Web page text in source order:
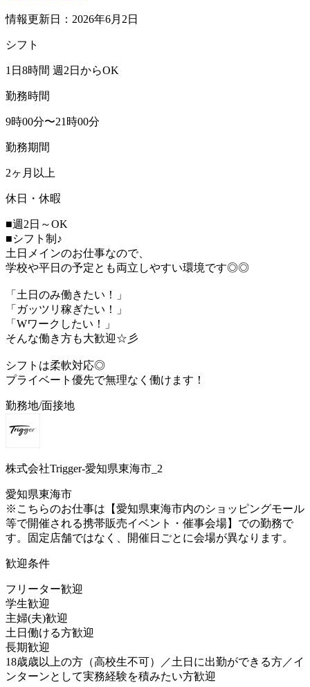
情報更新日：2026年6月2日
シフト
1日8時間 週2日からOK
勤務時間
9時00分〜21時00分
勤務期間
2ヶ月以上
休日・休暇
■週2日～OK
■シフト制♪
土日メインのお仕事なので、
学校や平日の予定とも両立しやすい環境です◎◎
「土日のみ働きたい！」
「ガッツリ稼ぎたい！」
「Wワークしたい！」
そんな働き方も大歓迎☆彡
シフトは柔軟対応◎
プライベート優先で無理なく働けます！
勤務地/面接地
株式会社Trigger-愛知県東海市_2
愛知県東海市
※こちらのお仕事は【愛知県東海市内のショッピングモール
等で開催される携帯販売イベント・催事会場】での勤務で
す。固定店舗ではなく、開催日ごとに会場が異なります。
歓迎条件
フリーター歓迎
学生歓迎
主婦(夫)歓迎
土日働ける方歓迎
長期歓迎
18歳歳以上の方（高校生不可）／土日に出勤ができる方／イ
ンターンとして実務経験を積みたい方歓迎